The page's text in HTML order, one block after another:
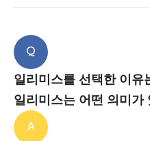
Q
일리미스를 선택한 이유
일리미스는 어떤 의미가
A